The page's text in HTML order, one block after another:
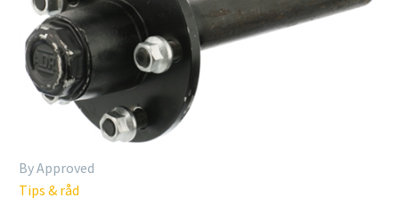
By Approved
Tips & råd